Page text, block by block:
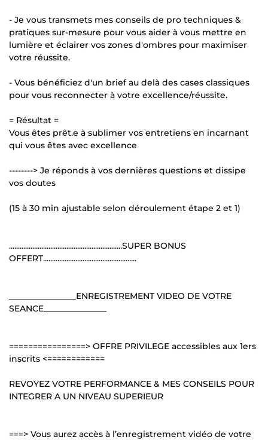
- Je vous transmets mes conseils de pro techniques &
pratiques sur-mesure pour vous aider à vous mettre en
lumière et éclairer vos zones d'ombres pour maximiser
votre réussite.
- Vous bénéficiez d'un brief au delà des cases classiques
pour vous reconnecter à votre excellence/réussite.
= Résultat =
Vous êtes prêt.e à sublimer vos entretiens en incarnant
qui vous êtes avec excellence
--------> Je réponds à vos dernières questions et dissipe
vos doutes
(15 à 30 min ajustable selon déroulement étape 2 et 1)
...............................................................SUPER BONUS
OFFERT....................................................
________________ENREGISTREMENT VIDEO DE VOTRE
SEANCE_______________
================> OFFRE PRIVILEGE accessibles aux 1ers
inscrits <============
REVOYEZ VOTRE PERFORMANCE & MES CONSEILS POUR
INTEGRER A UN NIVEAU SUPERIEUR
===> Vous aurez accès à l’enregistrement vidéo de votre